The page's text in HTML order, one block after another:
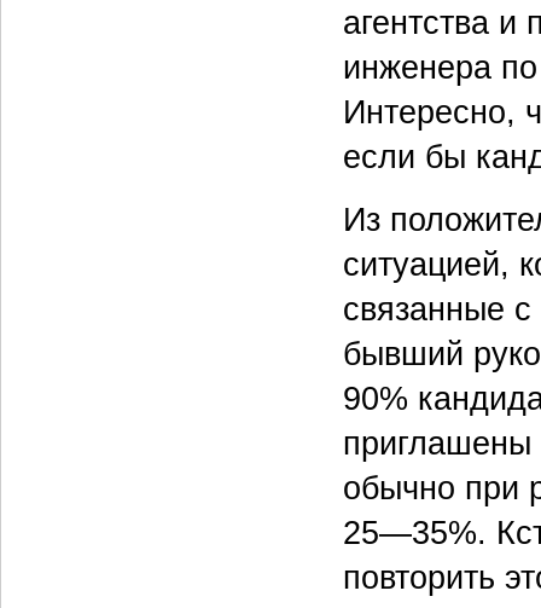
агентства
инженера
Интересно,
если бы
Из
ситуацией,
связанные
бывший
90%
приглашены
обычно при
25—35%.
повторить